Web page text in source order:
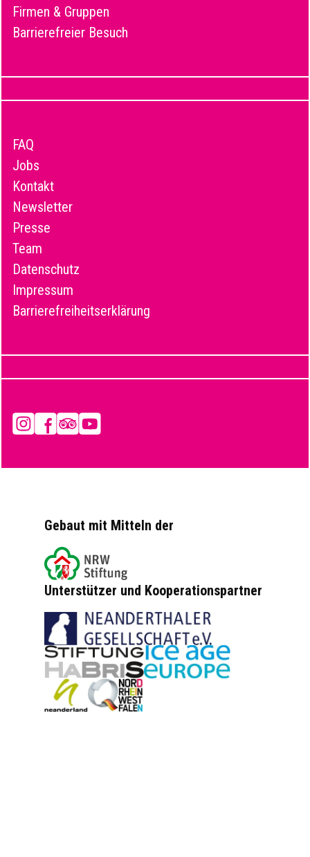
Firmen & Gruppen
Barrierefreier Besuch
FAQ
Jobs
Kontakt
Newsletter
Presse
Team
Datenschutz
Impressum
Barrierefreiheitserklärung
InstagramFacebook
Tripadvisor
YouTube
Gebaut mit Mitteln der
Unterstützer und Kooperationspartner